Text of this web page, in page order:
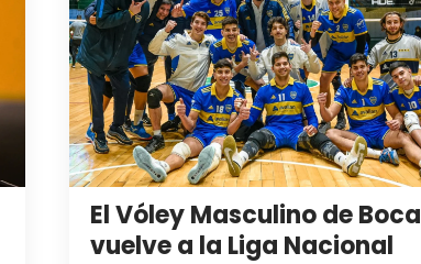
El Vóley Masculino de Boca
vuelve a la Liga Nacional